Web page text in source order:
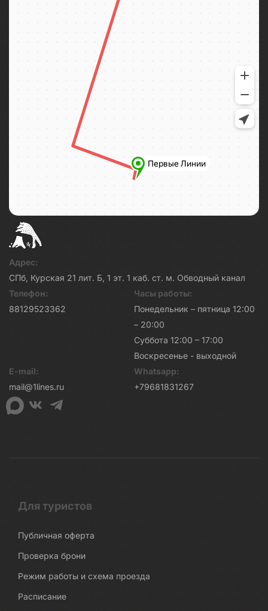
Адрес:
СПб, Курская 21 лит. Б, 1 эт. 1 каб. ст. м. Обводный канал
Телефон:
88129523362
Часы работы:
Понедельник – пятница 12:00
– 20:00
Суббота 12:00 – 17:00
Воскресенье - выходной
E-mail:
mail@1lines.ru
Whatsapp:
+79681831267
Для туристов
Публичная оферта
Проверка брони
Режим работы и схема проезда
Расписание